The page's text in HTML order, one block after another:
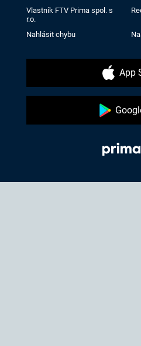
Vlastník FTV Prima spol. s
r.o.
Nahlásit chybu
App